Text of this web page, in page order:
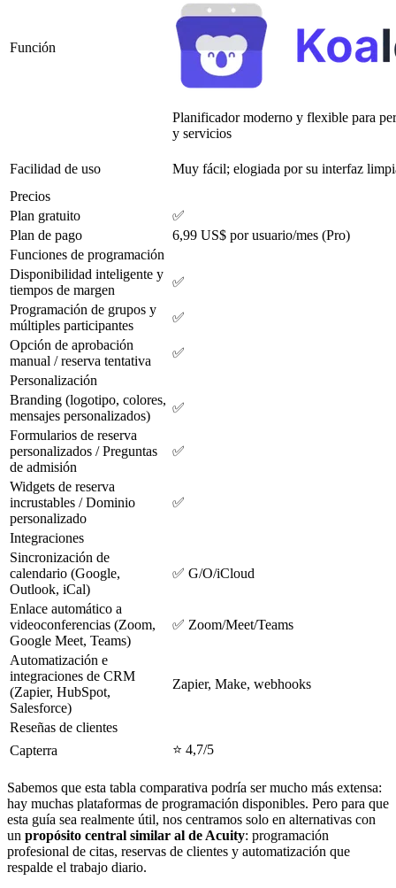
Función
Planificador moderno y flexible para
y servicios
Facilidad de uso
Muy fácil; elogiada por su interfaz
Precios
Plan gratuito
✅
Plan de pago
6,99 US$ por usuario/mes (Pro)
Funciones de programación
Disponibilidad inteligente y
tiempos de margen
✅
Programación de grupos y
múltiples participantes
✅
Opción de aprobación
manual / reserva tentativa
✅
Personalización
Branding (logotipo, colores,
mensajes personalizados)
✅
Formularios de reserva
personalizados / Preguntas
de admisión
✅
Widgets de reserva
incrustables / Dominio
personalizado
✅
Integraciones
Sincronización de
calendario (Google,
Outlook, iCal)
✅ G/O/iCloud
Enlace automático a
videoconferencias (Zoom,
Google Meet, Teams)
✅ Zoom/Meet/Teams
Automatización e
integraciones de CRM
(Zapier, HubSpot,
Salesforce)
Zapier, Make, webhooks
Reseñas de clientes
Capterra
⭐ 4,7/5
Sabemos que esta tabla comparativa podría ser mucho más extensa:
hay muchas plataformas de programación disponibles. Pero para que
esta guía sea realmente útil, nos centramos solo en alternativas con
un propósito central similar al de Acuity: programación
profesional de citas, reservas de clientes y automatización que
respalde el trabajo diario.